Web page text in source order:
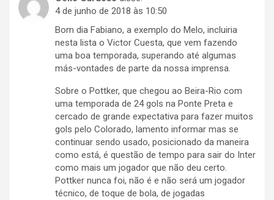
4 de junho de 2018 às 10:50
Bom dia Fabiano, a exemplo do Melo, incluiria
nesta lista o Victor Cuesta, que vem fazendo
uma boa temporada, superando até algumas
más-vontades de parte da nossa imprensa.
Sobre o Pottker, que chegou ao Beira-Rio com
uma temporada de 24 gols na Ponte Preta e
cercado de grande expectativa para fazer muitos
gols pelo Colorado, lamento informar mas se
continuar sendo usado, posicionado da maneira
como está, é questão de tempo para sair do Inter
como mais um jogador que não deu certo.
Pottker nunca foi, não é e não será um jogador
técnico, de toque de bola, de jogadas